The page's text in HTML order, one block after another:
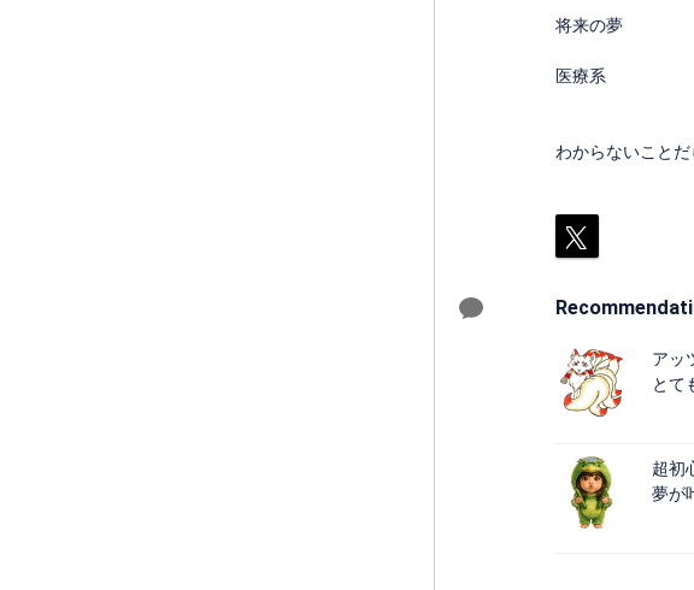
将来の夢
医療系
わからないこと
アッ
とて
超初
夢が